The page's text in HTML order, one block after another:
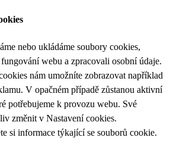
nebo ukládáme soubory cookies,
webu a zpracovali osobní údaje.
nám umožníte zobrazovat například
V opačném případě zůstanou aktivní
potřebujeme k provozu webu. Své
změnit v Nastavení cookies.
si informace týkající se souborů cookie.